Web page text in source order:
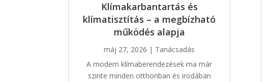
Klímakarbantartás és
klímatisztítás – a megbízható
működés alapja
máj 27, 2026 | Tanácsadás
A modern klímaberendezések ma már
szinte minden otthonban és irodában